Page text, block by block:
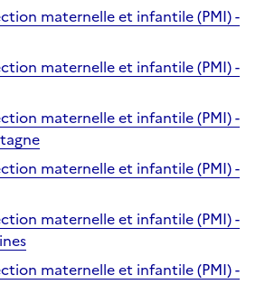
maternelle et infantile (PMI) -
maternelle et infantile (PMI) -
maternelle et infantile (PMI) -
maternelle et infantile (PMI) -
maternelle et infantile (PMI) -
maternelle et infantile (PMI) -